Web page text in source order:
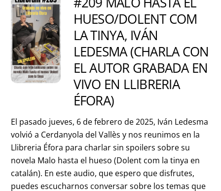
HUESO/DOLENT COM
LA TINYA, IVÁN
LEDESMA (CHARLA CON
EL AUTOR GRABADA EN
VIVO EN LLIBRERIA
ÉFORA)
El pasado jueves, 6 de febrero de 2025, Iván Ledesma
volvió a Cerdanyola del Vallès y nos reunimos en la
Llibreria Éfora para charlar sin spoilers sobre su
novela Malo hasta el hueso (Dolent com la tinya en
catalán). En este audio, que espero que disfrutes,
puedes escucharnos conversar sobre los temas que